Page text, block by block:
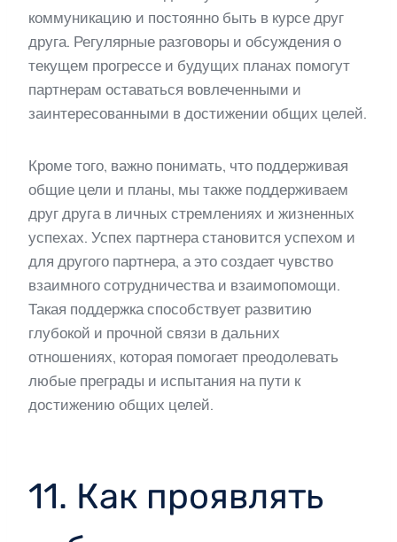
коммуникацию и постоянно быть в курсе друг
друга. Регулярные разговоры и обсуждения о
текущем прогрессе и будущих планах помогут
партнерам оставаться вовлеченными и
заинтересованными в достижении общих целей.
Кроме того, важно понимать, что поддерживая
общие цели и планы, мы также поддерживаем
друг друга в личных стремлениях и жизненных
успехах. Успех партнера становится успехом и
для другого партнера, а это создает чувство
взаимного сотрудничества и взаимопомощи.
Такая поддержка способствует развитию
глубокой и прочной связи в дальних
отношениях, которая помогает преодолевать
любые преграды и испытания на пути к
достижению общих целей.
11. Как проявлять